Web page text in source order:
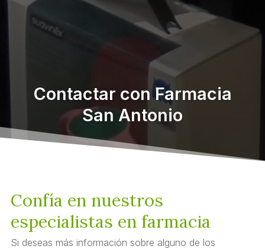
Contactar con Farmacia
San Antonio
Confía en nuestros
especialistas en farmacia
Si deseas más información sobre alguno de los